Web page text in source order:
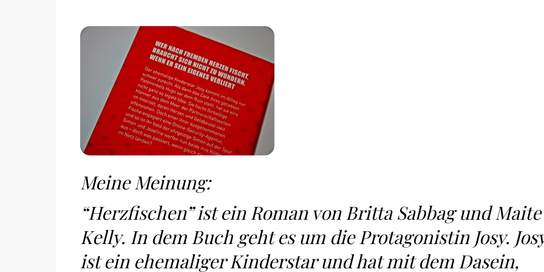
Meine Meinung:
“Herzfischen” ist ein Roman von Britta Sabbag und Maite
Kelly. In dem Buch geht es um die Protagonistin Josy.
ist ein ehemaliger Kinderstar und hat mit dem Dasein,